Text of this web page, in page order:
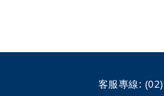
客服專線: